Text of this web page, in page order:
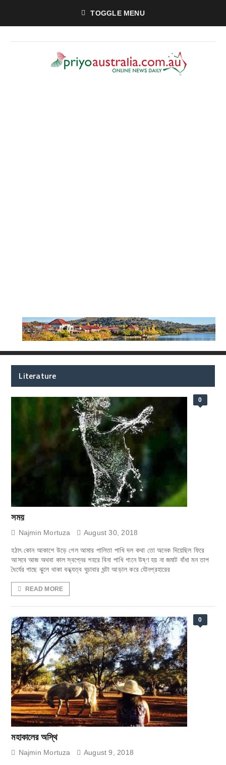
TOGGLE MENU
Literature
0
সময়
Najmin Mortuza August 30, 2018
হঠাৎ কোন আকাশে উড়ে গেল আমার পালিতা পাখি দল কথা তো অনেক দিয়েছিল ফিরে
আসবে আজ অথবা কাল স্বপ্নের শহরে বিনা পাখি গানে উষ্ণ হয় না জমাট বাঁধা মন তাপ
ধৈর্যের গাছে ঝুলে থাকা বন্ধ্যত্ব ঘুচাবার ঘন্টা আড়াল করে যৌনপ্রহারের
READ MORE
0
মহাকালের অস্থি
Najmin Mortuza August 9, 2018